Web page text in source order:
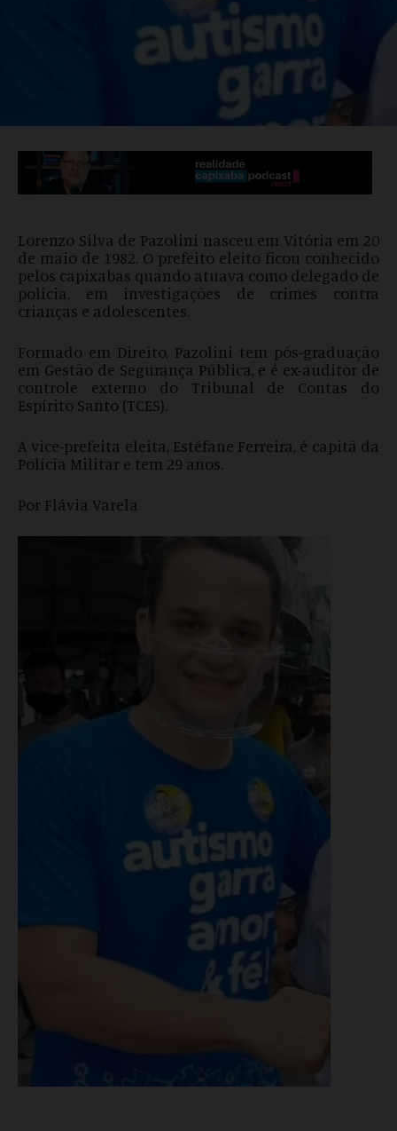
Lorenzo Silva de Pazolini nasceu em Vitória em 20
de maio de 1982. O prefeito eleito ficou conhecido
pelos capixabas quando atuava como delegado de
polícia, em investigações de crimes contra
crianças e adolescentes.
Formado em Direito, Pazolini tem pós-graduação
em Gestão de Segurança Pública, e é ex-auditor de
controle externo do Tribunal de Contas do
Espírito Santo (TCES).
A vice-prefeita eleita, Estéfane Ferreira, é capitã da
Polícia Militar e tem 29 anos.
Por Flávia Varela